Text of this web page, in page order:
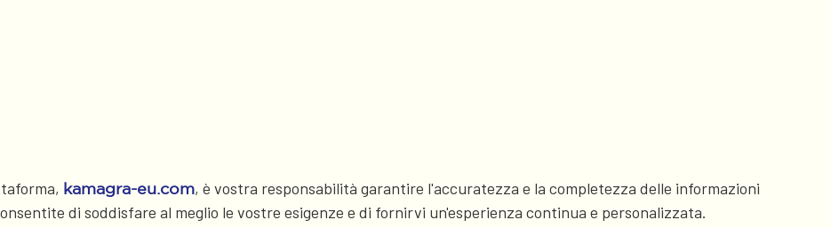
kamagra-eu.com, è vostra responsabilità garantire l'accuratezza e la completezza delle informazioni
di soddisfare al meglio le vostre esigenze e di fornirvi un'esperienza continua e personalizzata.